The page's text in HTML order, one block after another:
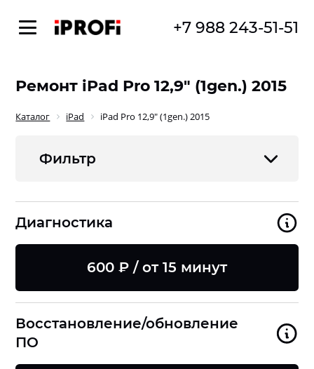
+7 988 243-51-51
Ремонт iPad Pro 12,9" (1gen.) 2015
Каталог iPad iPad Pro 12,9" (1gen.) 2015
Фильтр
Диагностика
600 ₽ / от 15 минут
Восстановление/обновление
ПО